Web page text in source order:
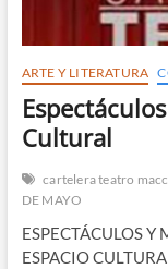
ARTE Y LITERATURA
Cultural
cartelera teatro
DE MAYO
ESPECTÁCULOS Y
ESPACIO